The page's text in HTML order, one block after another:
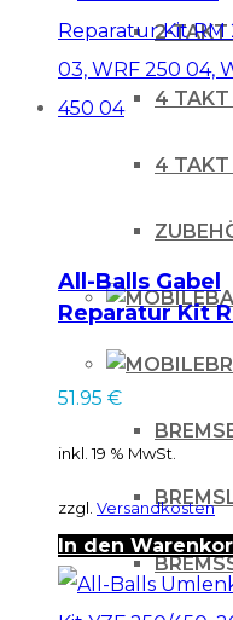
2-TAKT
4 TAKT
4 TAKT
grün-
schwarz
Menge
All-Balls Gabel
Reparatur Kit
250 03, WRF
WRF 450 04
51.95 €
inkl. 19 % MwSt.
zzgl. Versandkosten
In den